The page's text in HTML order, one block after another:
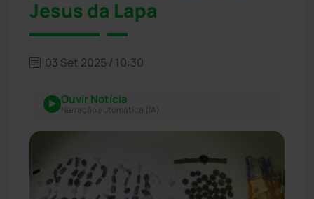
Jesus da Lapa
03 Set 2025 / 10:30
Ouvir Notícia
Narração automática (IA)